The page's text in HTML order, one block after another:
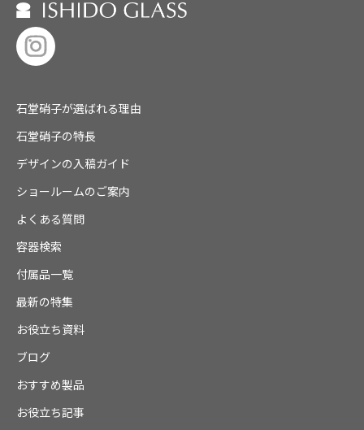
石堂硝子が選ばれる理由
石堂硝子の特長
デザインの入稿ガイド
ショールームのご案内
よくある質問
容器検索
付属品一覧
最新の特集
お役立ち資料
ブログ
おすすめ製品
お役立ち記事